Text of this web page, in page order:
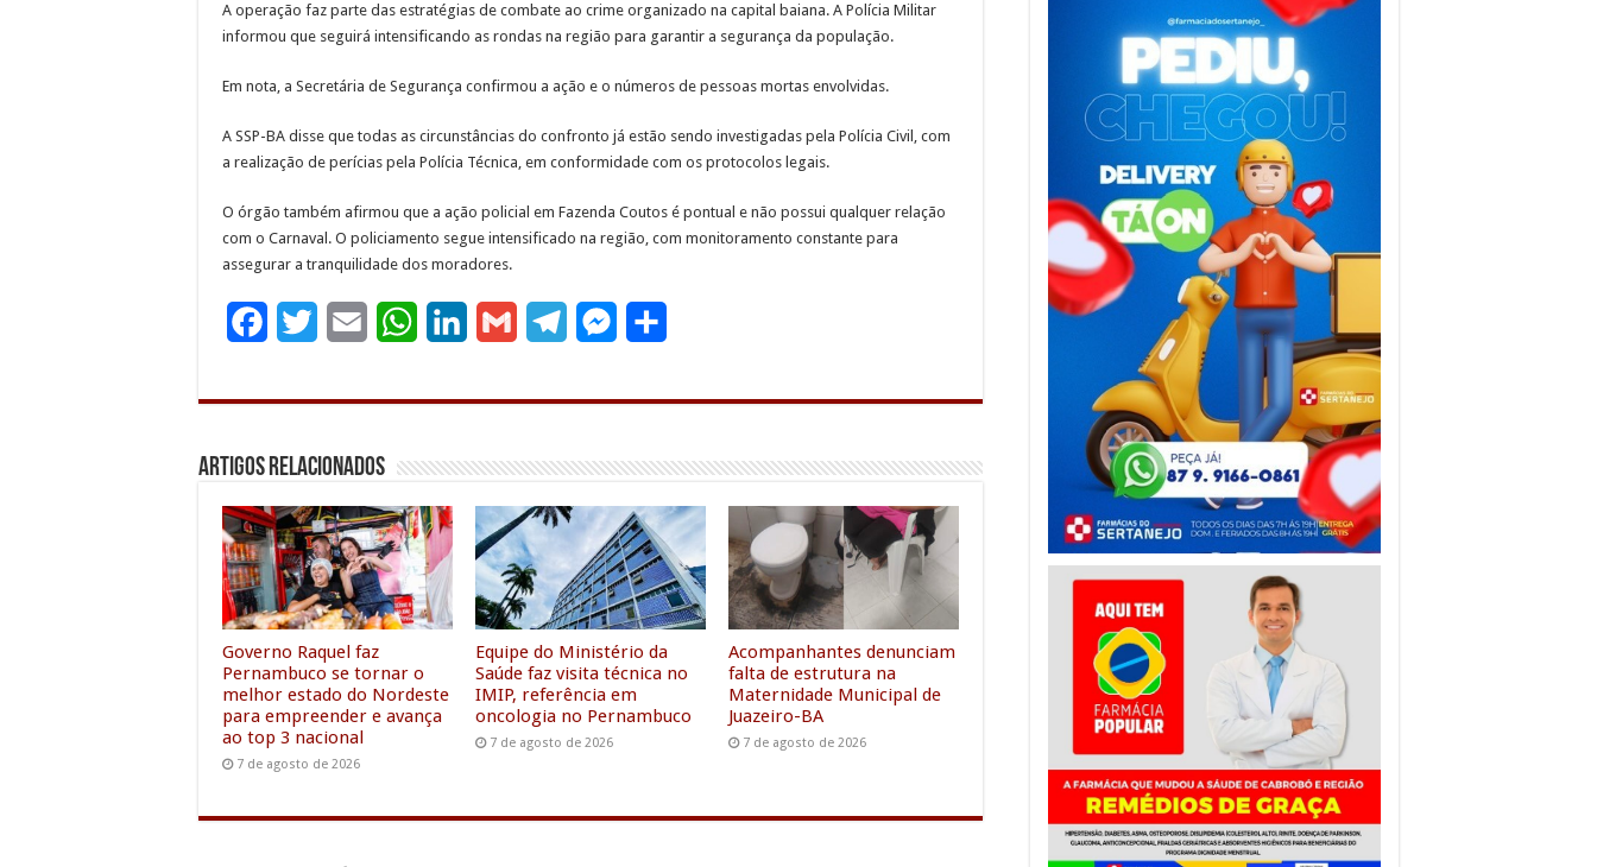
A operação faz parte das estratégias de combate ao crime organizado na capital baiana. A Polícia Militar
informou que seguirá intensificando as rondas na região para garantir a segurança da população.
Em nota, a Secretária de Segurança confirmou a ação e o números de pessoas mortas envolvidas.
A SSP-BA disse que todas as circunstâncias do confronto já estão sendo investigadas pela Polícia Civil, com
a realização de perícias pela Polícia Técnica, em conformidade com os protocolos legais.
O órgão também afirmou que a ação policial em Fazenda Coutos é pontual e não possui qualquer relação
com o Carnaval. O policiamento segue intensificado na região, com monitoramento constante para
assegurar a tranquilidade dos moradores.
c
o
o
k
i
e
r
a
a
A
p
p
n
d
n
a
l
r
m
s
n
g
e
r
a
Artigos Relacionados
Governo Raquel faz
Pernambuco se tornar o
melhor estado do Nordeste
para empreender e avança
ao top 3 nacional
7 de agosto de 2026
Equipe do Ministério da
Saúde faz visita técnica no
IMIP, referência em
oncologia no Pernambuco
7 de agosto de 2026
Acompanhantes denunciam
falta de estrutura na
Maternidade Municipal de
Juazeiro-BA
7 de agosto de 2026